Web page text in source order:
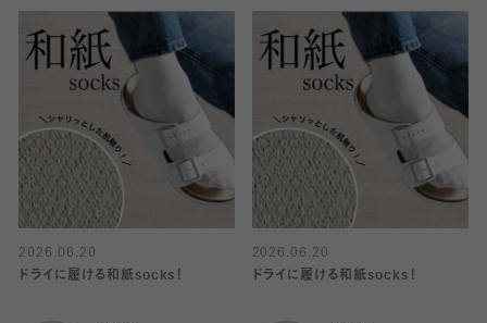
2026.06.20
ドライに履ける和紙socks！
2026.06.20
ドライに履ける和紙socks！